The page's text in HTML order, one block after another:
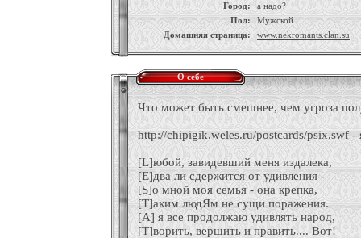
Город:
а надо?
Пол:
Мужской
Домашняя страница:
www.nekromants.clan.su
О себе
Что может быть смешнее, чем угроза
http://chipigik.weles.ru/postcards/psix.swf -
[L]юбой, завидевший меня издалека,
[E]два ли сдержится от удивления -
[S]о мной моя семья - она крепка,
[T]аким людЯм не сущи поражения.
[A] я все продолжаю удивлять народ,
[T]ворить, вершить и править.... Вот!